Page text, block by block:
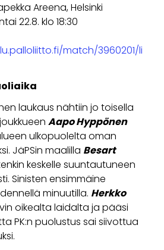
Areena, Helsinki
22.8. klo 18:30
match/3960201/li
laukaus nähtiin jo toisella
Aapo Hyppönen
ulkopuolelta oman
JäPSin maalilla Besart
keskelle suuntautuneen
Sinisten ensimmäine
minuutilla. Herkko
oikealta laidalta ja pääsi
PK:n puolustus sai siivottua